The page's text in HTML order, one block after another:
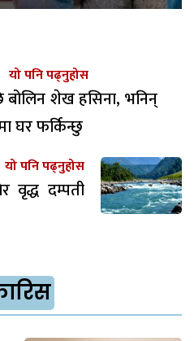
यो पनि पढ्नुहोस
बोलिन शेख हसिना, भनिन्
घर फर्किन्छु
यो पनि पढ्नुहोस
वृद्ध दम्पती